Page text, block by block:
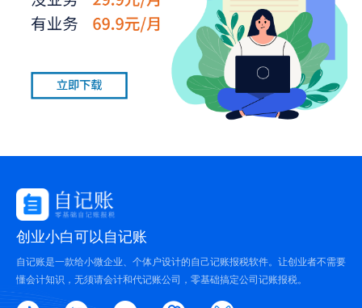
创业小白可以自记账
自记账是一款给小微企业、个体户设计的自己记账报税软件。让创业者不需要
懂会计知识，无须请会计和代记账公司，零基础搞定公司记账报税。